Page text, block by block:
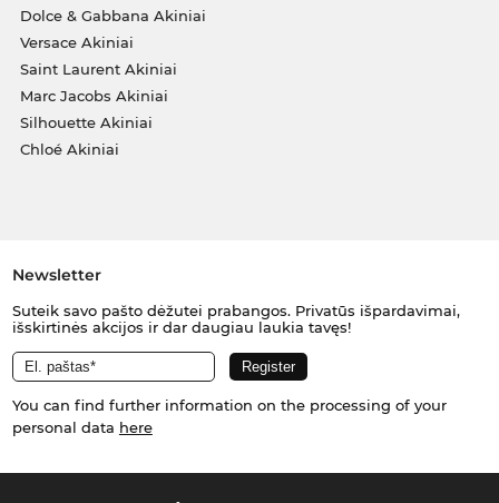
Dolce & Gabbana Akiniai
Versace Akiniai
Saint Laurent Akiniai
Marc Jacobs Akiniai
Silhouette Akiniai
Chloé Akiniai
Newsletter
Suteik savo pašto dėžutei prabangos. Privatūs išpardavimai,
išskirtinės akcijos ir dar daugiau laukia tavęs!
You can find further information on the processing of your
personal data here